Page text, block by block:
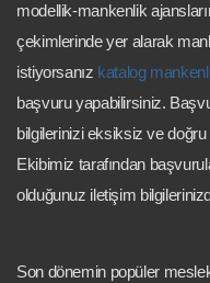
modellik-mankenlik
çekimlerinde yer alarak
istiyorsanız katalog
başvuru yapabilirsiniz.
bilgilerinizi eksiksiz ve
Ekibimiz tarafından
olduğunuz iletişim
Son dönemin popüler